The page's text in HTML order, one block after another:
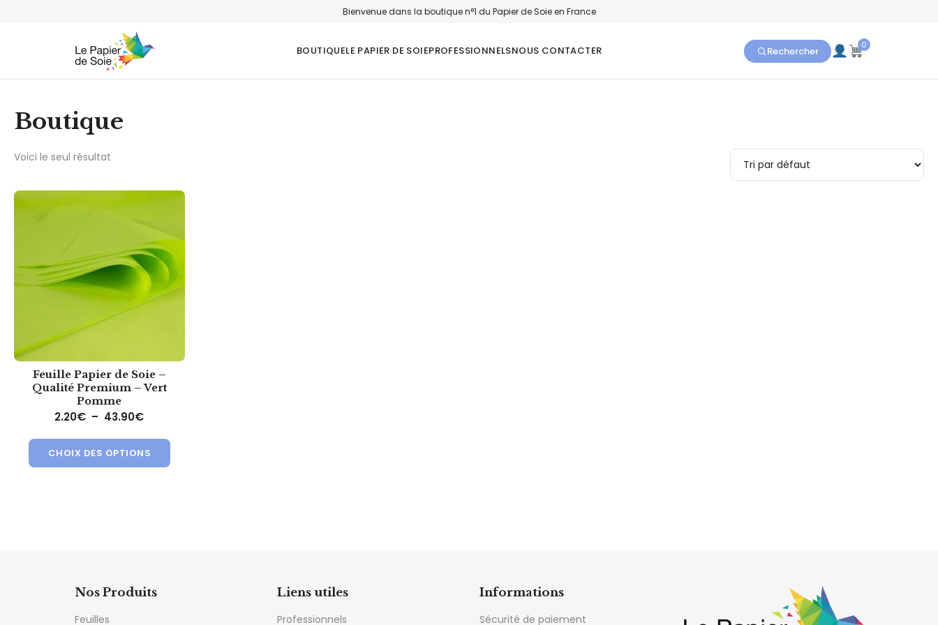
Bienvenue dans la boutique n°1 du Papier de Soie en France
BOUTIQUELE PAPIER DE SOIEPROFESSIONNELSNOUS CONTACTER Rechercher 0
Boutique
Voici le seul résultat
Feuille Papier de Soie –
Qualité Premium – Vert
Pomme
2.20€ – 43.90€Plage de prix : 2.20€ à 43.90€
CHOIX DES OPTIONS
Ce produit a plusieurs variations. Les options peuvent être choisies sur la page du produit
Nos Produits
Feuilles
Liens utiles
Professionnels
Informations
Sécurité de paiement